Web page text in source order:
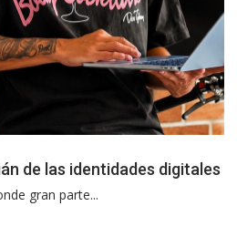
de las identidades digitales
gran parte...